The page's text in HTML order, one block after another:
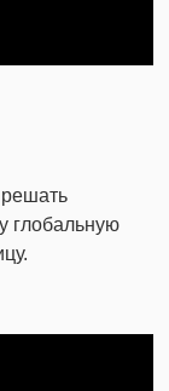
глобальную